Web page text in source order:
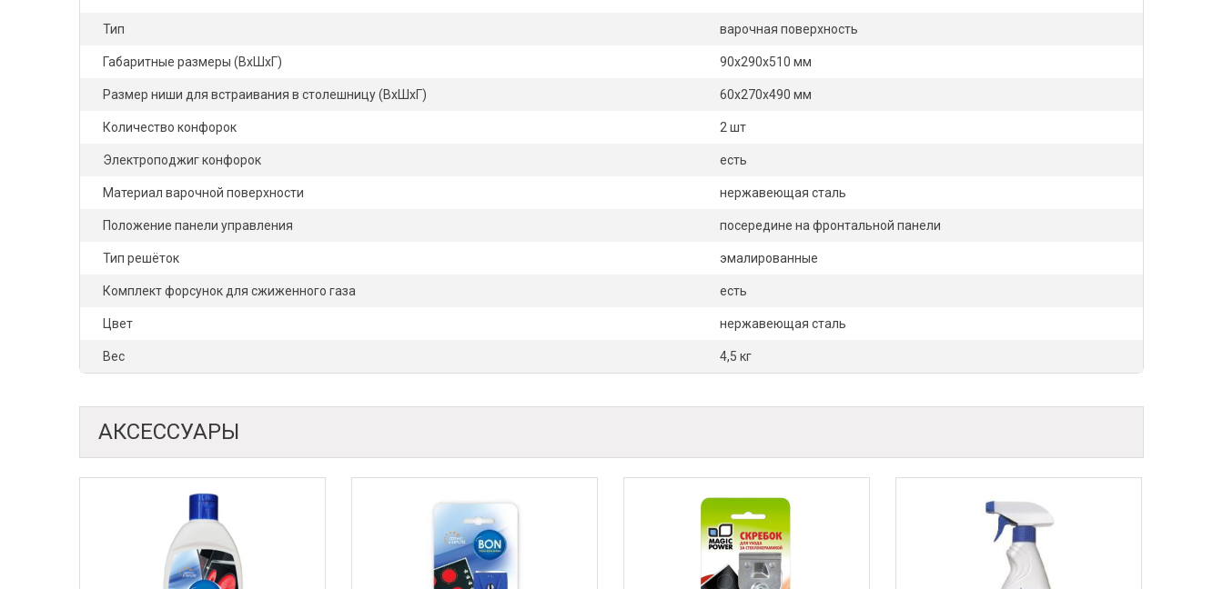
Тип варочная поверхность
Габаритные размеры (ВхШхГ) 90х290x510 мм
Размер ниши для встраивания в столешницу (ВхШхГ) 60х270x490 мм
Количество конфорок 2 шт
Электроподжиг конфорок есть
Материал варочной поверхности нержавеющая сталь
Положение панели управления посередине на фронтальной панели
Тип решёток эмалированные
Комплект форсунок для сжиженного газа есть
Цвет нержавеющая сталь
Вес 4,5 кг
АКСЕССУАРЫ